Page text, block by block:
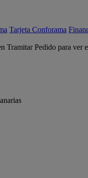
Tarjeta Conforama
Pedido para ver